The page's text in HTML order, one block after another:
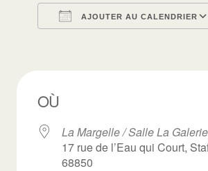
AJOUTER AU CALENDRIER
OÙ
La Margelle / Salle La Galerie
17 rue de l’Eau qui Court,
68850